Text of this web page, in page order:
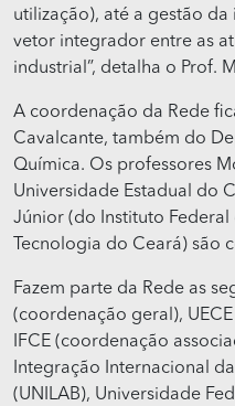
utilização), até a gestão
vetor integrador entre as
industrial”, detalha o Prof.
A coordenação da Rede
Cavalcante, também do
Química. Os professores
Universidade Estadual do
Júnior (do Instituto Federal
Tecnologia do Ceará) são
Fazem parte da Rede as
(coordenação geral),
IFCE (coordenação
Integração Internacional
(UNILAB), Universidade